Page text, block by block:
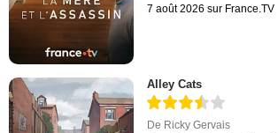
7 août 2026 sur France.TV
Alley Cats
De Ricky Gervais